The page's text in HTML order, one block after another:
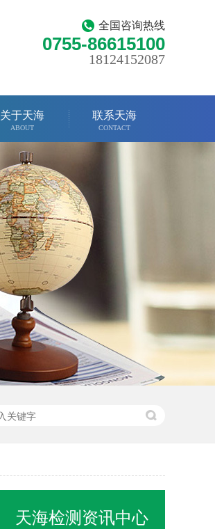
全国咨询热线
0755-86615100
18124152087
关于天海
ABOUT
联系天海
CONTACT
天海检测资讯中心